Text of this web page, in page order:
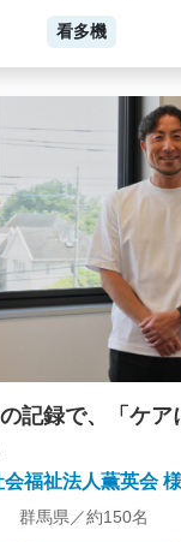
看多機
記録で、「ケア
会福祉法人薫英会 様
群馬県／約150名